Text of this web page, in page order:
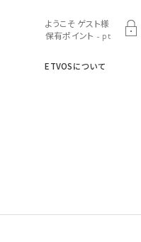
ETVOSについて
ようこそ ゲスト様
保有ポイント - pt